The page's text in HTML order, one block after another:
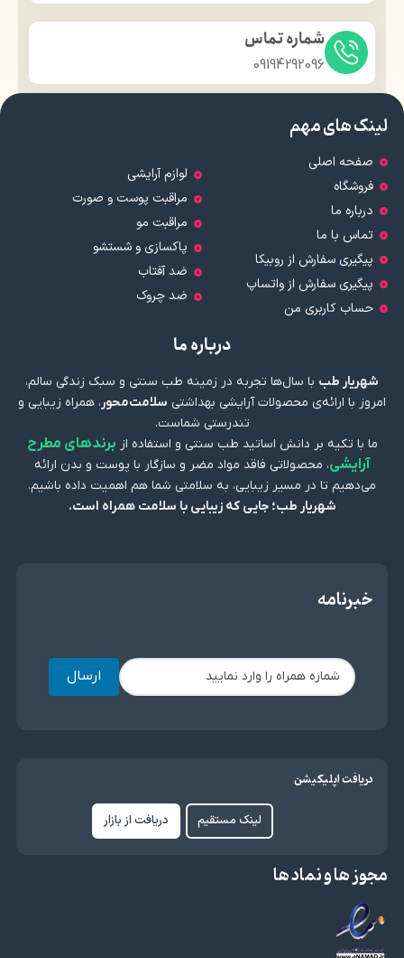
شماره تماس
09194292096
لینک های مهم
صفحه اصلی
فروشگاه
درباره ما
تماس با ما
پیگیری سفارش از روبیکا
پیگیری سفارش از واتساپ
حساب کاربری من
لوازم آرایشی
مراقبت پوست و صورت
مراقبت مو
پاکسازی و شستشو
ضد آفتاب
ضد چروک
درباره ما
شهریار طب با سال‌ها تجربه در زمینه طب سنتی و سبک زندگی سالم،
امروز با ارائه‌ی محصولات آرایشی بهداشتی سلامت‌محور ، همراه زیبایی و
تندرستی شماست.
ما با تکیه بر دانش اساتید طب سنتی و استفاده از برندهای مطرح
آرایشی، محصولاتی فاقد مواد مضر و سازگار با پوست و بدن ارائه
می‌دهیم تا در مسیر زیبایی، به سلامتی شما هم اهمیت داده باشیم.
شهریار طب؛ جایی که زیبایی با سلامت همراه است.
خبرنامه
ارسال
دریافت اپلیکیشن
لینک مستقیم دریافت از بازار
مجوز ها و نماد ها